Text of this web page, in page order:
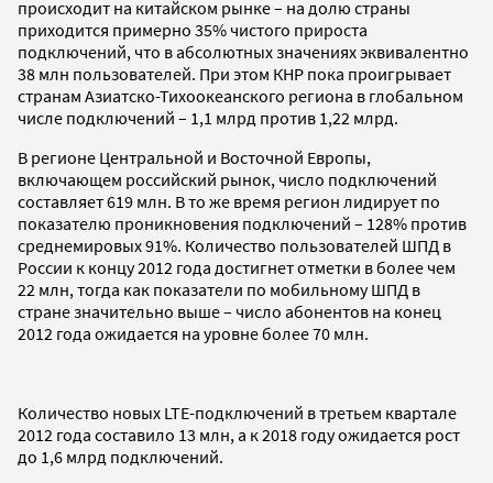
происходит на китайском рынке – на долю страны
приходится примерно 35% чистого прироста
подключений, что в абсолютных значениях эквивалентно
38 млн пользователей. При этом КНР пока проигрывает
странам Азиатско-Тихоокеанского региона в глобальном
числе подключений – 1,1 млрд против 1,22 млрд.
В регионе Центральной и Восточной Европы,
включающем российский рынок, число подключений
составляет 619 млн. В то же время регион лидирует по
показателю проникновения подключений – 128% против
среднемировых 91%. Количество пользователей ШПД в
России к концу 2012 года достигнет отметки в более чем
22 млн, тогда как показатели по мобильному ШПД в
стране значительно выше – число абонентов на конец
2012 года ожидается на уровне более 70 млн.
Количество новых LTE-подключений в третьем квартале
2012 года составило 13 млн, а к 2018 году ожидается рост
до 1,6 млрд подключений.